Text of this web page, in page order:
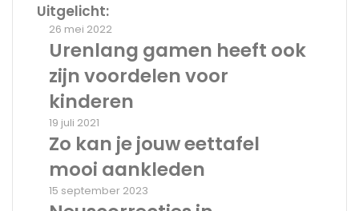
Uitgelicht:
Urenlang
gamen
heeft
ook
zijn
voordelen
voor
kinderen
26 mei 2022
Urenlang gamen heeft ook
zijn voordelen voor
kinderen
Zo
kan
je
jouw
eettafel
mooi
19 juli 2021
Zo kan je jouw eettafel
mooi aankleden
Neuscorrecties
in
15 september 2023